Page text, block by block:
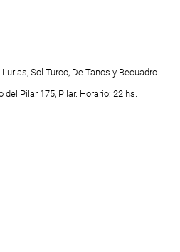
Sol Turco, De Tanos y Becuadro.
Pilar 175, Pilar. Horario: 22 hs.